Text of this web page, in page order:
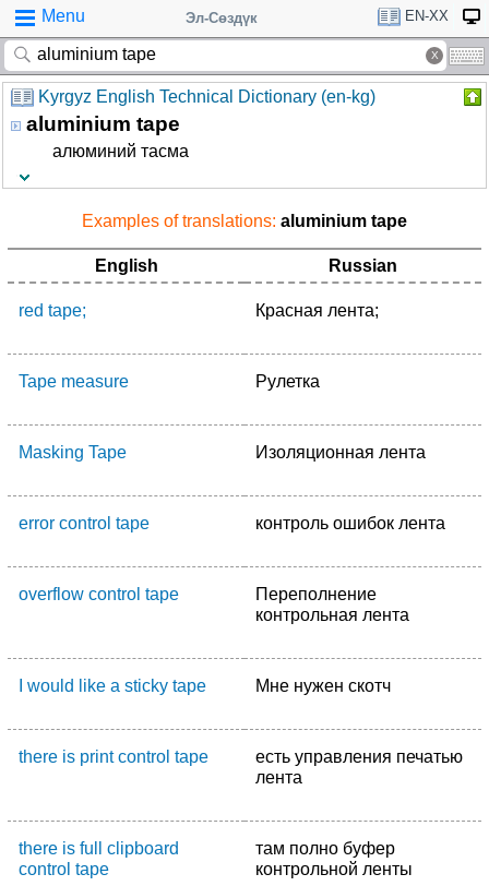
Menu Эл-Сөздүк EN-XX
Kyrgyz English Technical Dictionary (en-kg)
aluminium tape
алюминий тасма
Examples of translations: aluminium tape
English Russian
red tape; Красная лента;
Tape measure Рулетка
Masking Tape Изоляционная лента
error control tape контроль ошибок лента
overflow control tape
Переполнение
контрольная лента
I would like a sticky tape Мне нужен скотч
there is print control tape
есть управления печатью
лента
there is full clipboard
control tape
там полно буфер
контрольной ленты